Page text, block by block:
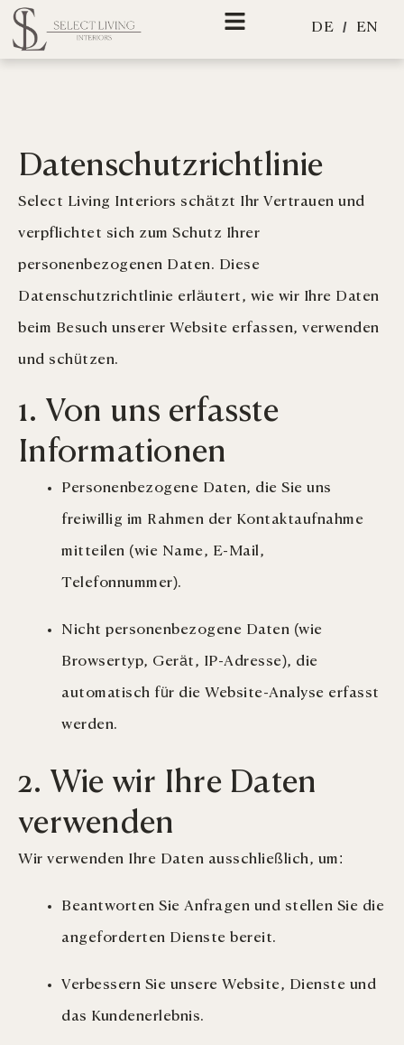
Zum
Inhalt
springen
DE EN
Datenschutzrichtlinie
Select Living Interiors schätzt Ihr Vertrauen und
verpflichtet sich zum Schutz Ihrer
personenbezogenen Daten. Diese
Datenschutzrichtlinie erläutert, wie wir Ihre Daten
beim Besuch unserer Website erfassen, verwenden
und schützen.
1. Von uns erfasste
Informationen
Personenbezogene Daten, die Sie uns
freiwillig im Rahmen der Kontaktaufnahme
mitteilen (wie Name, E-Mail,
Telefonnummer).
Nicht personenbezogene Daten (wie
Browsertyp, Gerät, IP-Adresse), die
automatisch für die Website-Analyse erfasst
werden.
2. Wie wir Ihre Daten
verwenden
Wir verwenden Ihre Daten ausschließlich, um:
Beantworten Sie Anfragen und stellen Sie die
angeforderten Dienste bereit.
Verbessern Sie unsere Website, Dienste und
das Kundenerlebnis.